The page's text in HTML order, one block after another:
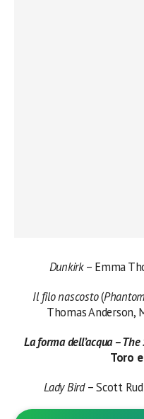
Dunkirk– Emma
Il filo nascosto(
Thomas Anderson,
La forma dell’acqua –
Toro
Lady Bird– Scott